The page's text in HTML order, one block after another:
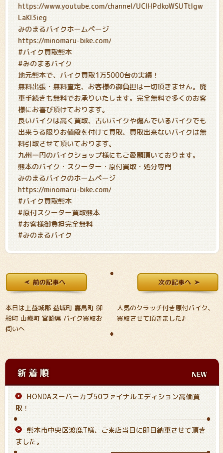
https://www.youtube.com/channel/UCIHPdkoWSUTtIgw
LaKl3ieg
みのまるバイクホームページ
https://minomaru-bike.com/
#バイク買取熊本
#みのまるバイク
地元熊本で、バイク買取1万5000台の実績！
無料出張・無料査定、お客様の御負担は一切頂きません。廃
車手続きも無料でお承りいたします。完全無料で多くのお客
様にお喜び頂けております。
良いバイクは高く買取、古いバイクや傷んでいるバイクでも
出来うる限りお値段を付けて買取、買取出来ないバイクは無
料引取させて頂いております。
九州一円のバイクショップ様にもご愛顧頂いております。
熊本のバイク・スクーター・原付買取・処分専門
みのまるバイクのホームページ
https://minomaru-bike.com/
#バイク買取熊本
#原付スクーター買取熊本
#お客様御負担完全無料
#みのまるバイク
本日は上益城郡 益城町 嘉島町 御
船町 山都町 宮崎県 バイク買取お
伺いへ
人気のクラッチ付き原付バイク、
買取させて頂きました♪
HONDAスーパーカブ50ファイナルエディション高価買
取！
熊本市中央区渡鹿T様、ご来店当日に即日納車させて頂き
ました。